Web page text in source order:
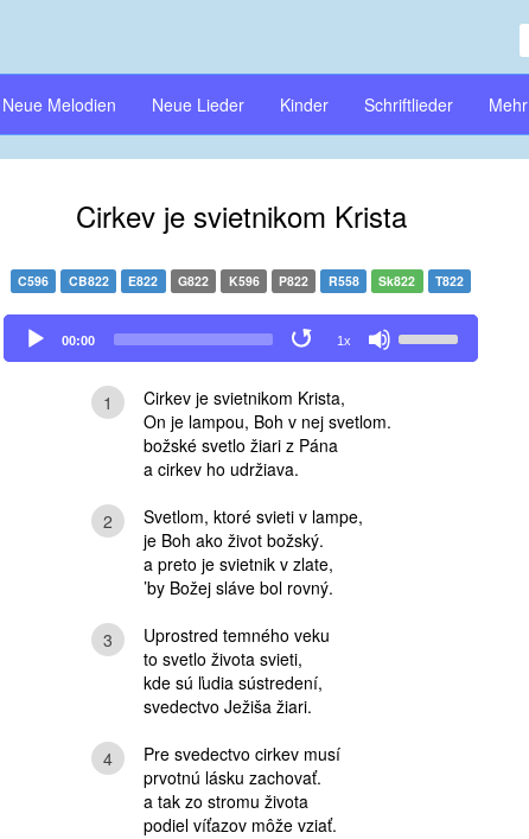
Neue Melodien Neue Lieder Kinder Schriftlieder Mehr
Cirkev je svietnikom Krista
C596 CB822 E822 G822 K596 P822 R558 Sk822 T822
Audio
Player
00:00 1x
Up/Down
1
Cirkev je svietnikom Krista,
On je lampou, Boh v nej svetlom.
božské svetlo žiari z Pána
a cirkev ho udržiava.
2
Svetlom, ktoré svieti v lampe,
je Boh ako život božský.
a preto je svietnik v zlate,
’by Božej sláve bol rovný.
3
Uprostred temného veku
to svetlo života svieti,
kde sú ľudia sústredení,
svedectvo Ježiša žiari.
4
Pre svedectvo cirkev musí
prvotnú lásku zachovať.
a tak zo stromu života
podiel víťazov môže vziať.